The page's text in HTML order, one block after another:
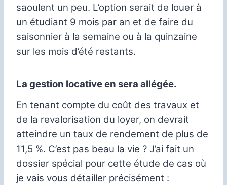
saoulent un peu. L’option serait de louer à
un étudiant 9 mois par an et de faire du
saisonnier à la semaine ou à la quinzaine
sur les mois d’été restants.
La gestion locative en sera allégée.
En tenant compte du coût des travaux et
de la revalorisation du loyer, on devrait
atteindre un taux de rendement de plus de
11,5 %. C’est pas beau la vie ? J’ai fait un
dossier spécial pour cette étude de cas où
je vais vous détailler précisément :